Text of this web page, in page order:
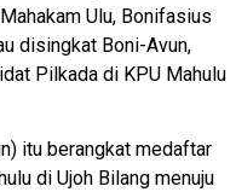
Ulu, Bonifasius
disingkat Boni-Avun,
Pilkada di KPU Mahulu
itu berangkat medaftar
di Ujoh Bilang menuju